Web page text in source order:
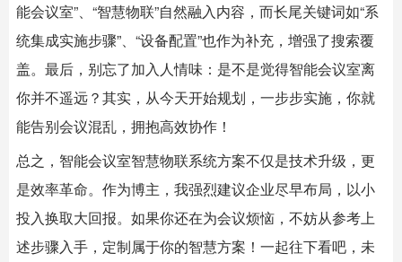
能会议室”、“智慧物联”自然融入内容，而长尾关键词如“系
统集成实施步骤”、“设备配置”也作为补充，增强了搜索覆
盖。最后，别忘了加入人情味：是不是觉得智能会议室离
你并不遥远？其实，从今天开始规划，一步步实施，你就
能告别会议混乱，拥抱高效协作！
总之，智能会议室智慧物联系统方案不仅是技术升级，更
是效率革命。作为博主，我强烈建议企业尽早布局，以小
投入换取大回报。如果你还在为会议烦恼，不妨从参考上
述步骤入手，定制属于你的智慧方案！一起往下看吧，未